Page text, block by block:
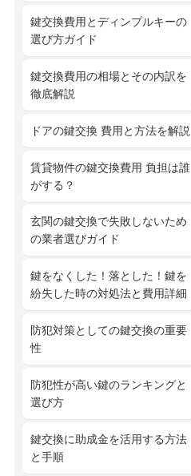
鍵交換費用とディンプルキーの
選び方ガイド
鍵交換費用の相場とその内訳を
徹底解説
ドアの鍵交換 費用と方法を解説
賃貸物件の鍵交換費用 負担は誰
がする？
玄関の鍵交換で失敗しないため
の業者選びガイド
鍵をなくした！落とした！鍵を
紛失した時の対処法と費用詳細
防犯対策としての鍵交換の重要
性
防犯性が高い鍵のランキングと
選び方
鍵交換に助成金を活用する方法
と手順